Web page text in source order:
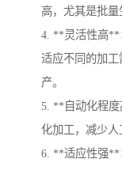
高，尤其是批量
4. **灵活性高**
适应不同的加
产。
5. **自动化程
化加工，减少人
6. **适应性强**